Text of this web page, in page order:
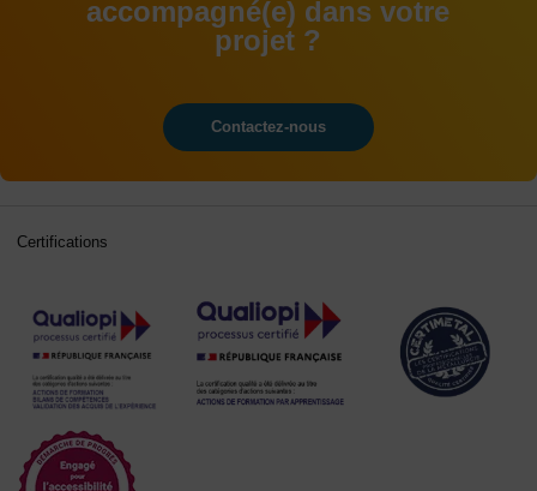
accompagné(e) dans votre
projet ?
Contactez-nous
Certifications